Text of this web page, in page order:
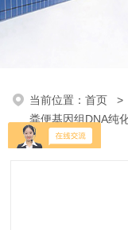
当前位置：首页 >
粪便基因组DNA纯